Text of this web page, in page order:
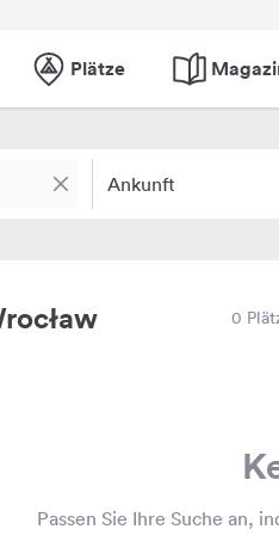
Plätze
Ankunft
0
Passen Sie Ihre Suche an,